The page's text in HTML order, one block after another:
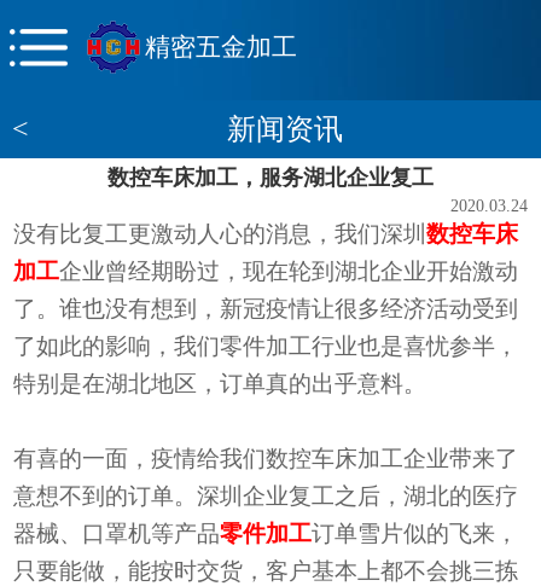
精密五金加工
< 新闻资讯
数控车床加工，服务湖北企业复工
2020.03.24
没有比复工更激动人心的消息，我们深圳数控车床
加工企业曾经期盼过，现在轮到湖北企业开始激动
了。谁也没有想到，新冠疫情让很多经济活动受到
了如此的影响，我们零件加工行业也是喜忧参半，
特别是在湖北地区，订单真的出乎意料。
有喜的一面，疫情给我们数控车床加工企业带来了
意想不到的订单。深圳企业复工之后，湖北的医疗
器械、口罩机等产品零件加工订单雪片似的飞来，
只要能做，能按时交货，客户基本上都不会挑三拣